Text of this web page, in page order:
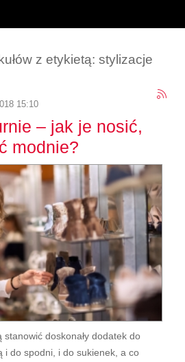
z etykietą: stylizacje
15:10
– jak je nosić,
modnie?
doskonały dodatek do
i do spodni, i do sukienek, a co